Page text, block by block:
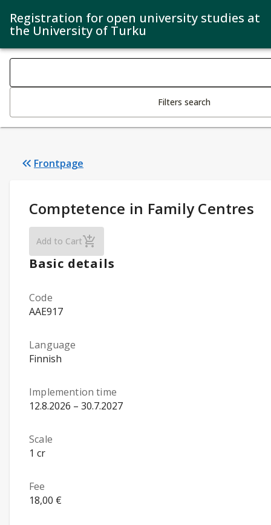
Registration for open university studies at
the University of Turku
Search filters
Filters search
Frontpage
Study Details:
Comptetence in Family Centres
Add to CartComptetence in Family Centres
Basic details
Code
AAE917
Language
Finnish
Implemention time
12.8.2026 – 30.7.2027
Scale
1 cr
Fee
18,00 €